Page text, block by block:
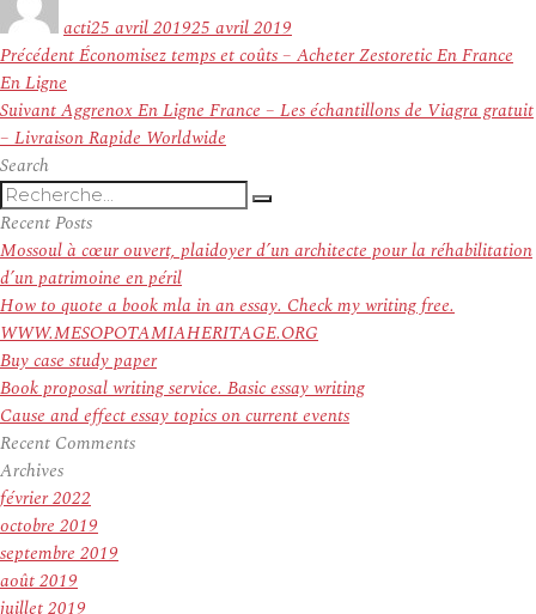
actile
25 avril 201925 avril 2019
Navigation
de
l’article
PrécédentArticle
Économisez temps et coûts – Acheter Zestoretic En France
En Ligne
SuivantArticle
suivant :
Aggrenox En Ligne France – Les échantillons de Viagra gratuit
– Livraison Rapide Worldwide
Search
Recherche
pour
:
Recherche
Recent Posts
Mossoul à cœur ouvert, plaidoyer d’un architecte pour la réhabilitation
d’un patrimoine en péril
How to quote a book mla in an essay. Check my writing free.
WWW.MESOPOTAMIAHERITAGE.ORG
Buy case study paper
Book proposal writing service. Basic essay writing
Cause and effect essay topics on current events
Recent Comments
Archives
février 2022
octobre 2019
septembre 2019
août 2019
juillet 2019